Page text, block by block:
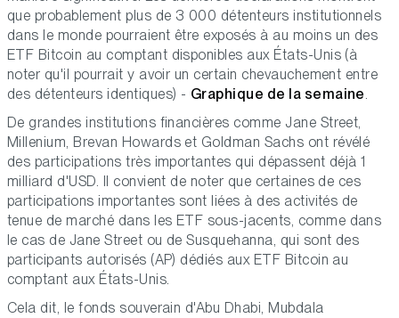
que probablement plus de 3 000 détenteurs institutionnels
dans le monde pourraient être exposés à au moins un des
ETF Bitcoin au comptant disponibles aux États-Unis (à
noter qu'il pourrait y avoir un certain chevauchement entre
des détenteurs identiques) - Graphique de la semaine.
De grandes institutions financières comme Jane Street,
Millenium, Brevan Howards et Goldman Sachs ont révélé
des participations très importantes qui dépassent déjà 1
milliard d'USD. Il convient de noter que certaines de ces
participations importantes sont liées à des activités de
tenue de marché dans les ETF sous-jacents, comme dans
le cas de Jane Street ou de Susquehanna, qui sont des
participants autorisés (AP) dédiés aux ETF Bitcoin au
comptant aux États-Unis.
Cela dit, le fonds souverain d'Abu Dhabi, Mubdala